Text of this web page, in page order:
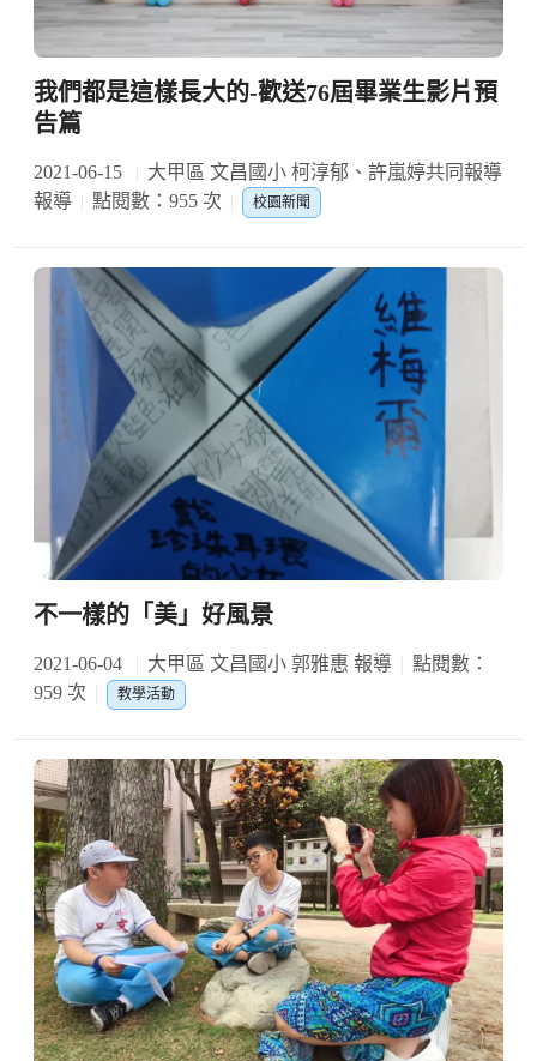
我們都是這樣長大的-歡送76屆畢業生影片預
告篇
2021-06-15
大甲區 文昌國小 柯淳郁、許嵐婷共同報導
報導
點閱數：955 次 校園新聞
不一樣的「美」好風景
2021-06-04 大甲區 文昌國小 郭雅惠 報導
點閱數：
959 次
教學活動